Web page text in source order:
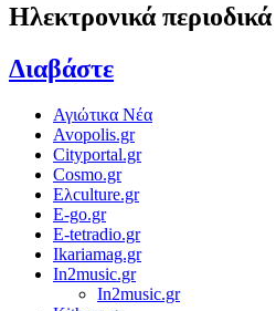
Ηλεκτρονικά περιοδικά
Διαβάστε
Αγιώτικα Νέα
Avopolis.gr
Cityportal.gr
Cosmo.gr
Ελculture.gr
E-go.gr
E-tetradio.gr
Ikariamag.gr
In2music.gr
In2music.gr